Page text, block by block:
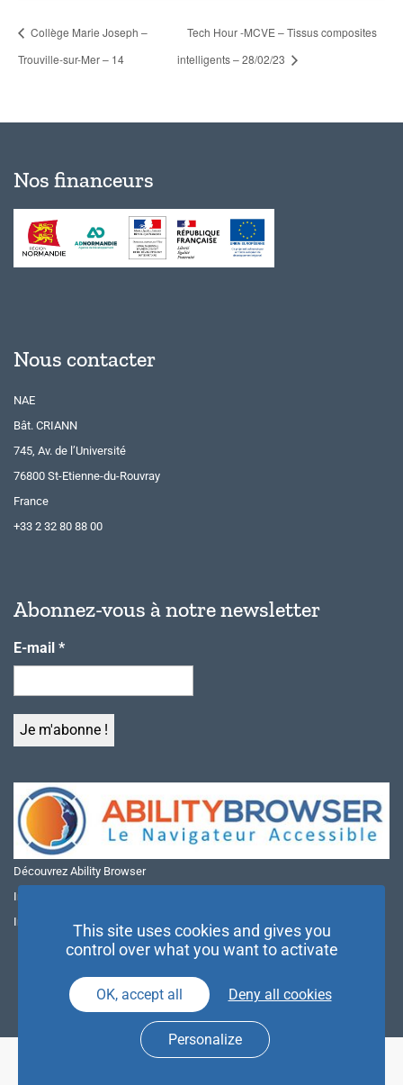
Collège Marie Joseph –
Trouville-sur-Mer – 14
Tech Hour -MCVE – Tissus composites
intelligents – 28/02/23
Nos financeurs
Nous contacter
NAE
Bât. CRIANN
745, Av. de l’Université
76800 St-Etienne-du-Rouvray
France
+33 2 32 80 88 00
Abonnez-vous à notre newsletter
E-mail *
Découvrez Ability Browser
Installer Ability Browser sur Windows
Installer Ability Browser sur Mac
This site uses cookies and gives you
control over what you want to activate
OK, accept all Deny all cookies
Personalize